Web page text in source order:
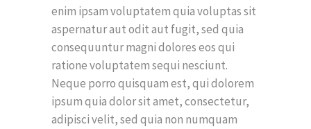
enim ipsam voluptatem quia voluptas sit
aspernatur aut odit aut fugit, sed quia
consequuntur magni dolores eos qui
ratione voluptatem sequi nesciunt.
Neque porro quisquam est, qui dolorem
ipsum quia dolor sit amet, consectetur,
adipisci velit, sed quia non numquam